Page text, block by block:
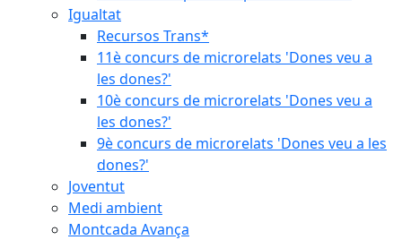
Igualtat
Recursos Trans*
11è concurs de microrelats 'Dones veu a
les dones?'
10è concurs de microrelats 'Dones veu a
les dones?'
9è concurs de microrelats 'Dones veu a les
dones?'
Joventut
Medi ambient
Montcada Avança